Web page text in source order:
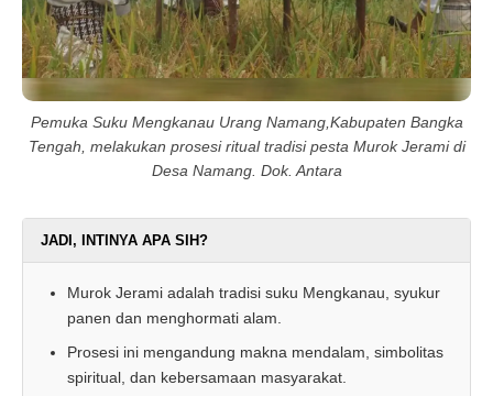
Pemuka Suku Mengkanau Urang Namang,Kabupaten Bangka
Tengah, melakukan prosesi ritual tradisi pesta Murok Jerami di
Desa Namang. Dok. Antara
JADI, INTINYA APA SIH?
Murok Jerami adalah tradisi suku Mengkanau, syukur
panen dan menghormati alam.
Prosesi ini mengandung makna mendalam, simbolitas
spiritual, dan kebersamaan masyarakat.